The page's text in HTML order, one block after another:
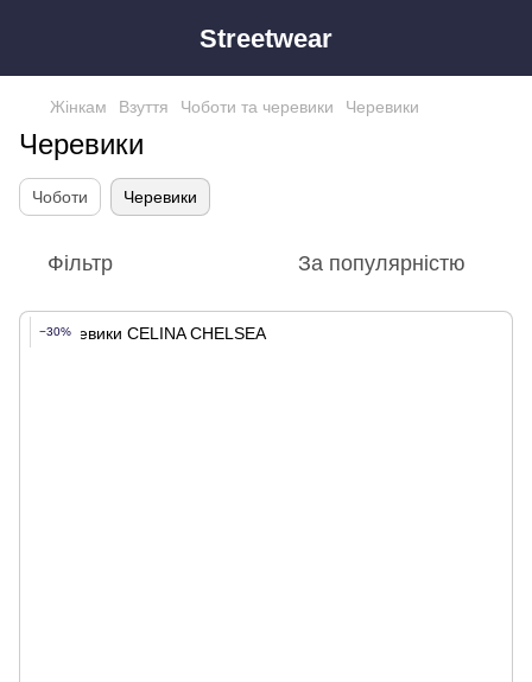
Streetwear
Жінкам Взуття Чоботи та черевики Черевики
Черевики
Чоботи Черевики
Фільтр За популярністю
−30%